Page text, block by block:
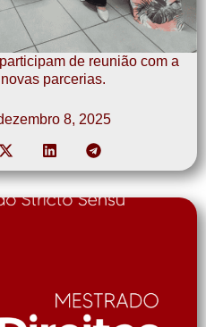
de reunião com a
parcerias.
8, 2025